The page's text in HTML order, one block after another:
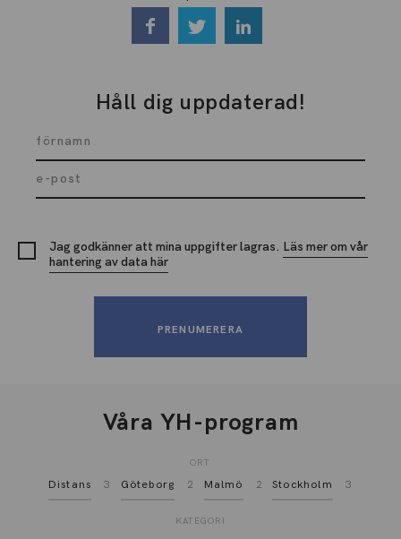
Håll dig uppdaterad!
Jag godkänner att mina uppgifter lagras. Läs mer om vår
hantering av data här
Våra YH-program
ORT
Distans 3 Göteborg 2 Malmö 2 Stockholm 3
KATEGORI